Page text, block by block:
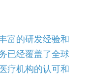
富的研发经验和
已经覆盖了全球
疗机构的认可和